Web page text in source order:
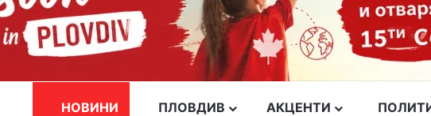
НОВИНИ ПЛОВДИВ АКЦЕНТИ